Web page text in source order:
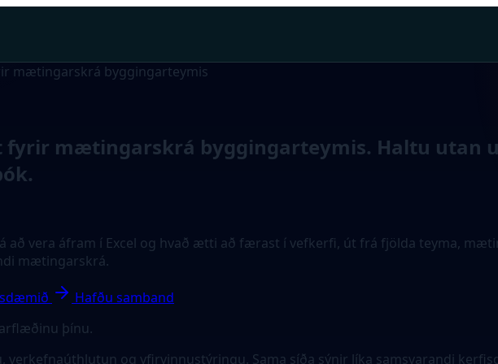
mætingarskrá byggingarteymis
fyrir mætingarskrá byggingarteymis. Haltu
að vera áfram í Excel og hvað ætti að færast í vefkerfi, út frá fjölda teyma,
mætingarskrá.
Hafðu samband
þínu.
verkefnaúthlutun og yfirvinnustýringu. Sama síða sýnir líka samsvarandi